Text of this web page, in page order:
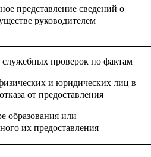
представление сведений о
руководителем
проверок по фактам
и юридических лиц в
от предоставления
образования или
их предоставления